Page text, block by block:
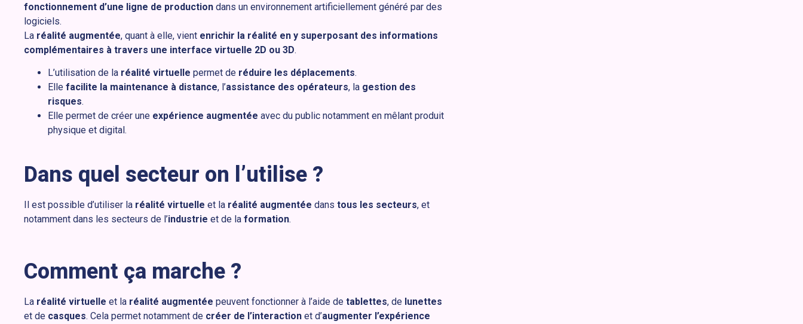
fonctionnement d’une ligne de production dans un environnement artificiellement généré par des
logiciels.
La réalité augmentée, quant à elle, vient enrichir la réalité en y superposant des informations
complémentaires à travers une interface virtuelle 2D ou 3D.
L’utilisation de la réalité virtuelle permet de réduire les déplacements.
Elle facilite la maintenance à distance, l’assistance des opérateurs, la gestion des
risques.
Elle permet de créer une expérience augmentée avec du public notamment en mêlant produit
physique et digital.
Dans quel secteur on l’utilise ?
Il est possible d’utiliser la réalité virtuelle et la réalité augmentée dans tous les secteurs, et
notamment dans les secteurs de l’industrie et de la formation.
Comment ça marche ?
La réalité virtuelle et la réalité augmentée peuvent fonctionner à l’aide de tablettes, de lunettes
et de casques. Cela permet notamment de créer de l’interaction et d’augmenter l’expérience